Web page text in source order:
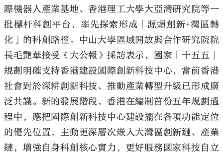
際機器人產業基地、香港理工大學大亞灣研究院等一
批標杆科創平台，率先探索形成「源頭創新+灣區轉
化」的科創路徑。中山大學區域開放與合作研究院院
長毛艷華接受《大公報》採訪表示，國家「十五五」
規劃明確支持香港建設國際創新科技中心，當前香港
社會對於深耕創新科技、推動產業轉型升級已形成廣
泛共識。新的發展階段，香港在編制首份五年規劃過
程中，應把國際創新科技中心建設擺在各項功能定位
的優先位置，主動更深層次嵌入大灣區創新鏈、產業
鏈，增強自身科創核心實力，更好服務國家科技自立